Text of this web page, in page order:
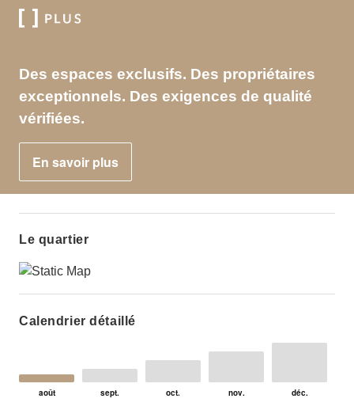
Des espaces exclusifs. Des propriétaires
exceptionnels. Des exigences de qualité
vérifiées.
En savoir plus
Le quartier
Calendrier détaillé